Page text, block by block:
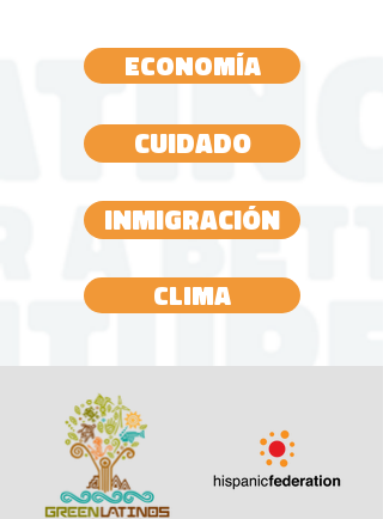
Economía
Cuidado
Inmigración
Clima